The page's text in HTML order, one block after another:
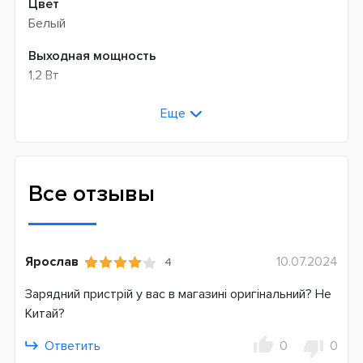
Цвет
Белый
Выходная мощность
1,2 Вт
Входное напряжение, ВЕще
Все отзывы
Ярослав 4
10.07.2024
Зарядний пристрій у вас в магазині оригінальний? Не
Китай?
Ответить
0 0